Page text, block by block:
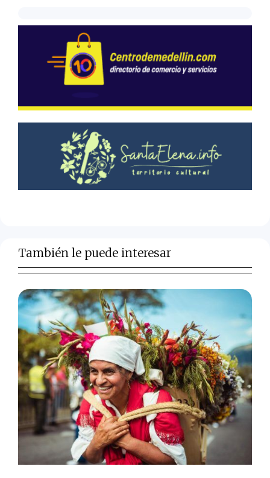
También le puede interesar